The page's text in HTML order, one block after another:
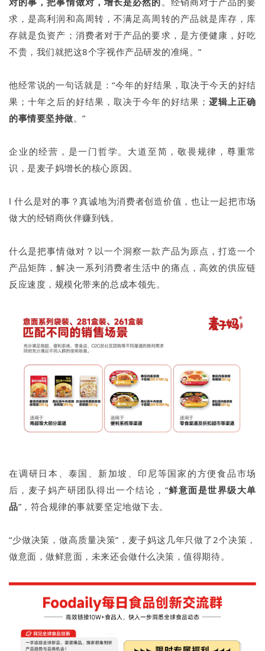
求，是高利润和高周转，不满足高周转的产品就是库存，库
存就是负资产；消费者对于产品的要求，是方便健康，好吃
不贵，我们就把这8个字视作产品研发的准绳。”
他经常说的一句话就是：“今年的好结果，取决于今天的好结
果；十年之后的好结果，取决于今年的好结果； 逻辑上正确
的事情要坚持做。”
企业的经营，是一门哲学。大道至简，敬畏规律，尊重常
识，是麦子妈增长的核心原因。
l什么是对的事？真诚地为消费者创造价值，也让一起把市场
做大的经销商伙伴赚到钱。
什么是把事情做对？以一个洞察一款产品为原点，打造一个
产品矩阵，解决一系列消费者生活中的痛点，高效的供应链
反应速度，规模化带来的总成本领先。
在调研日本、泰国、新加坡、印尼等国家的方便食品市场
后，麦子妈产研团队得出一个结论，“鲜意面是世界级大单
品”，符合规律的事就要坚定地做下去。
“少做决策，做高质量决策”，麦子妈这几年只做了2个决策，
做意面，做鲜意面，未来还会做什么决策，值得期待。